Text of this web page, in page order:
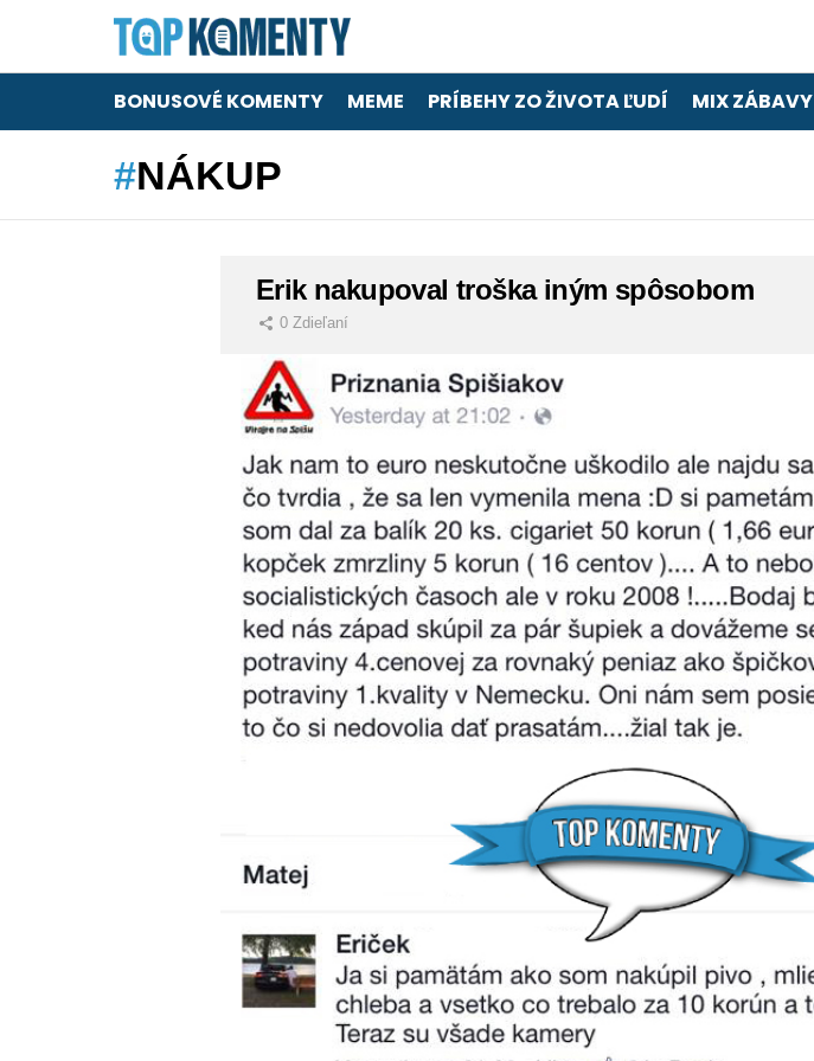
BONUSOVÉ KOMENTY MEME PRÍBEHY ZO ŽIVOTA ĽUDÍ MIX ZÁBAVY
NÁKUP
STORIES
Erik nakupoval troška iným spôsobom
0 Zdieľaní